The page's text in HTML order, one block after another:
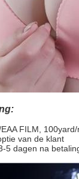
FILM, 100yard/
van de klant
5 dagen na